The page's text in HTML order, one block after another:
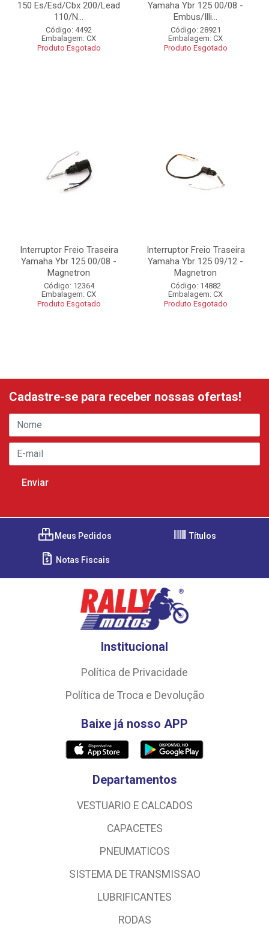
150 Es/Esd/Cbx 200/Lead
110/N...
Código: 4492
Embalagem: CX
Produto Esgotado
Yamaha Ybr 125 00/08 -
Embus/Illi...
Código: 28921
Embalagem: CX
Produto Esgotado
Interruptor Freio Traseira
Yamaha Ybr 125 00/08 -
Magnetron
Código: 12364
Embalagem: CX
Produto Esgotado
Interruptor Freio Traseira
Yamaha Ybr 125 09/12 -
Magnetron
Código: 14882
Embalagem: CX
Produto Esgotado
Cadastre-se para receber nossas ofertas!
Meus Pedidos Títulos
Notas Fiscais
Institucional
Política de Privacidade
Política de Troca e Devolução
Baixe já nosso APP
Departamentos
VESTUARIO E CALCADOS
CAPACETES
PNEUMATICOS
SISTEMA DE TRANSMISSAO
LUBRIFICANTES
RODAS